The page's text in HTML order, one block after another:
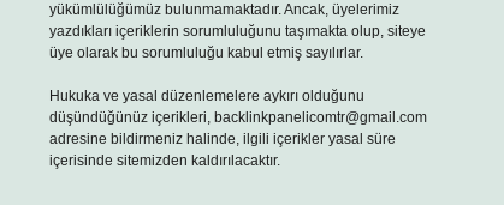
yükümlülüğümüz bulunmamaktadır. Ancak, üyelerimiz
yazdıkları içeriklerin sorumluluğunu taşımakta olup, siteye
üye olarak bu sorumluluğu kabul etmiş sayılırlar.
Hukuka ve yasal düzenlemelere aykırı olduğunu
düşündüğünüz içerikleri, backlinkpanelicomtr@gmail.com
adresine bildirmeniz halinde, ilgili içerikler yasal süre
içerisinde sitemizden kaldırılacaktır.